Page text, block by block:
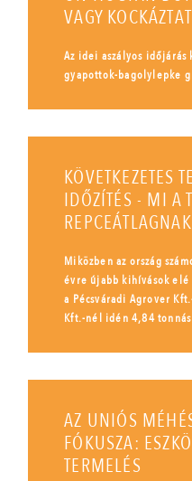
VAGY
Az idei aszályos időjárás
gyapottok-bagolylepke
KÖVETKEZETES
IDŐZÍTÉS - MI A
Miközben az ország
évre újabb kihívások
a Pécsváradi Agrover
Kft.-nél idén 4,84
AZ UNIÓS
FÓKUSZA:
TERMELÉS